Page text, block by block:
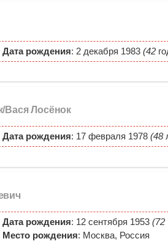
Дата рождения: 2 декабря 1983 (42
Вася Лосёнок
Дата рождения: 17 февраля 1978 (48
Дата рождения: 12 сентября 1953 (72
Место рождения: Москва, Россия